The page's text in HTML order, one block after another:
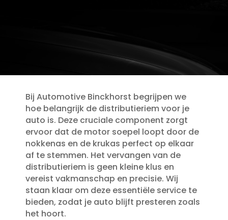
Bij Automotive Binckhorst begrijpen we
hoe belangrijk de distributieriem voor je
auto is.​ Deze cruciale component zorgt
ervoor dat de motor soepel loopt door de
nokkenas en de krukas perfect op elkaar
af te stemmen.​ Het vervangen van de
distributieriem is geen kleine klus en
vereist vakmanschap en precisie.​ Wij
staan klaar om deze essentiële service te
bieden, zodat je auto blijft presteren zoals
het hoort.​